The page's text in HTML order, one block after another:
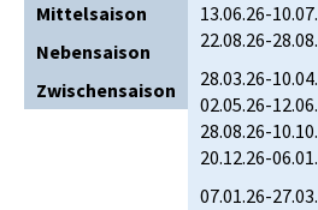
Mittelsaison
Nebensaison
Zwischensaison
13.06.26-
22.08.26-
28.03.26-
02.05.26-
28.08.26-
20.12.26-
07.01.26-